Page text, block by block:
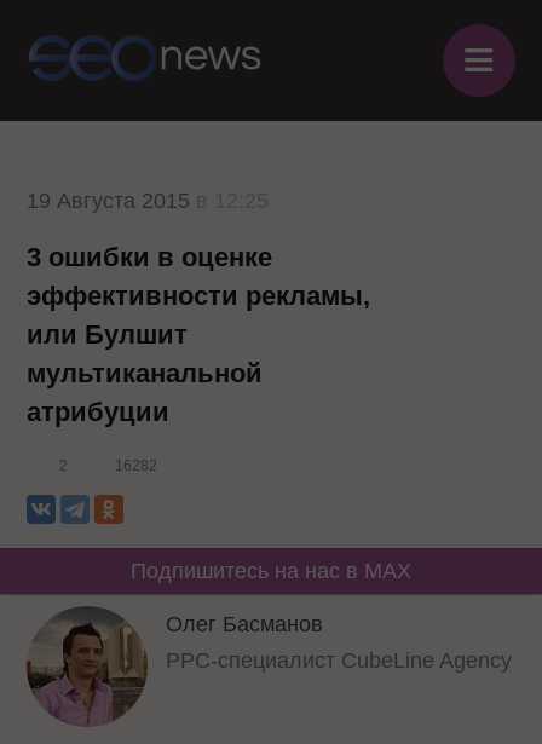
≡
19 Августа 2015
3 ошибки в оценке
эффективности рекламы,
или Булшит
мультиканальной
атрибуции
2 16282
Подпишитесь на нас в MAX
Олег Басманов
PPC-специалист CubeLine Agency